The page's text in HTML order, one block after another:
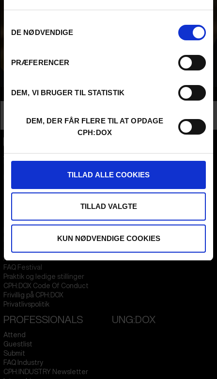
DE NØDVENDIGE
PRÆFERENCER
DEM, VI BRUGER TIL STATISTIK
DEM, DER FÅR FLERE TIL AT OPDAGE
CPH:DOX
TILLAD ALLE COOKIES
TILLAD VALGTE
KUN NØDVENDIGE COOKIES
Info
Profession
Higher Education - Student
CPH:DOX
Flæsketorvet 60, 3s
Arkiv
FAQ Festival
Praktik og ledige stillinger
CPH:DOX Code Of Conduct
Frivillig på CPH:DOX
Privatlivspolitik
PARA:DOX
PROFESSIONALS
Attend
Guestlist
Submit
FAQ Industry
CPH:INDUSTRY Newsletter
UNG:DOX